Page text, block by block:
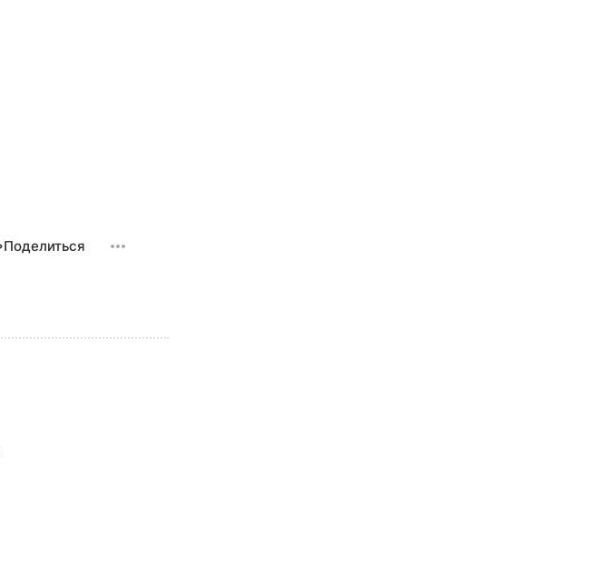
Поделиться